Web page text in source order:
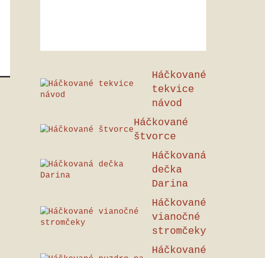
Háčkované
tekvice
návod
Háčkované
štvorce
Háčkovaná
dečka
Darina
Háčkované
vianočné
stromčeky
Háčkované